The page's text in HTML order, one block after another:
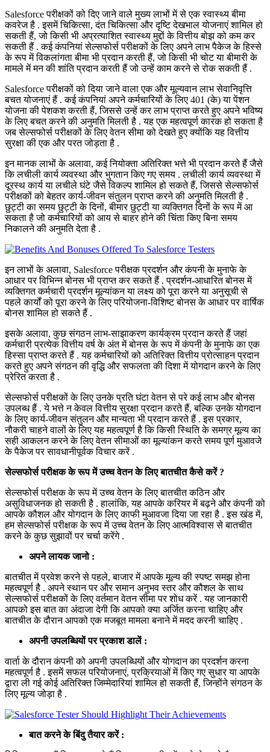
Salesforce परीक्षकों को दिए जाने वाले मुख्य लाभों में से एक स्वास्थ्य बीमा
कवरेज है . इसमें चिकित्सा, दंत चिकित्सा और दृष्टि देखभाल योजनाएं शामिल हो
सकती हैं, जो किसी भी अप्रत्याशित स्वास्थ्य मुद्दों के वित्तीय बोझ को कम कर
सकती हैं . कई कंपनियां सेल्सफोर्स परीक्षकों के लिए अपने लाभ पैकेज के हिस्से
के रूप में विकलांगता बीमा भी प्रदान करती हैं, जो किसी भी चोट या बीमारी के
मामले में मन की शांति प्रदान करती हैं जो उन्हें काम करने से रोक सकती हैं .
Salesforce परीक्षकों को दिया जाने वाला एक और मूल्यवान लाभ सेवानिवृत्ति
बचत योजनाएं हैं . कई कंपनियां अपने कर्मचारियों के लिए 401 (के) या पेंशन
योजना की पेशकश करती हैं, जिससे उन्हें कर लाभ प्राप्त करते हुए अपने भविष्य
के लिए बचत करने की अनुमति मिलती है . यह एक महत्वपूर्ण कारक हो सकता है
जब सेल्सफोर्स परीक्षकों के लिए वेतन सीमा को देखते हुए क्योंकि यह वित्तीय
सुरक्षा की एक और परत जोड़ता है .
इन मानक लाभों के अलावा, कई नियोक्ता अतिरिक्त भत्ते भी प्रदान करते हैं जैसे
कि लचीली कार्य व्यवस्था और भुगतान किए गए समय . लचीली कार्य व्यवस्था में
दूरस्थ कार्य या लचीले घंटे जैसे विकल्प शामिल हो सकते हैं, जिससे सेल्सफोर्स
परीक्षकों को बेहतर कार्य-जीवन संतुलन प्राप्त करने की अनुमति मिलती है .
छुट्टी का समय छुट्टी के दिनों, बीमार छुट्टी या व्यक्तिगत दिनों के रूप में आ
सकता है जो कर्मचारियों को आय से बाहर होने की चिंता किए बिना समय
निकालने की अनुमति देता है .
इन लाभों के अलावा, Salesforce परीक्षक प्रदर्शन और कंपनी के मुनाफे के
आधार पर विभिन्न बोनस भी प्राप्त कर सकते हैं . प्रदर्शन-आधारित बोनस में
व्यक्तिगत कर्मचारी प्रदर्शन मूल्यांकन या लक्ष्य को पूरा करने या अनुसूची से
पहले कार्यों को पूरा करने के लिए परियोजना-विशिष्ट बोनस के आधार पर वार्षिक
बोनस शामिल हो सकते हैं .
इसके अलावा, कुछ संगठन लाभ-साझाकरण कार्यक्रम प्रदान करते हैं जहां
कर्मचारी प्रत्येक वित्तीय वर्ष के अंत में बोनस के रूप में कंपनी के मुनाफे का एक
हिस्सा प्राप्त करते हैं . यह कर्मचारियों को अतिरिक्त वित्तीय प्रोत्साहन प्रदान
करते हुए अपने संगठन की वृद्धि और सफलता की दिशा में योगदान करने के लिए
प्रेरित करता है .
सेल्सफोर्स परीक्षकों के लिए उनके प्रति घंटा वेतन से परे कई लाभ और बोनस
उपलब्ध हैं . ये भत्ते न केवल वित्तीय सुरक्षा प्रदान करते हैं, बल्कि उनके योगदान
के लिए कार्य-जीवन संतुलन और मान्यता भी प्रदान करते हैं . इस प्रकार,
नौकरी चाहने वालों के लिए यह महत्वपूर्ण है कि किसी स्थिति के समग्र मूल्य का
सही आकलन करने के लिए वेतन सीमाओं का मूल्यांकन करते समय पूर्ण मुआवजे
के पैकेज पर सावधानीपूर्वक विचार करें .
सेल्सफोर्स परीक्षक के रूप में उच्च वेतन के लिए बातचीत कैसे करें ?
सेल्सफोर्स परीक्षक के रूप में उच्च वेतन के लिए बातचीत कठिन और
असुविधाजनक हो सकती है . हालांकि, यह आपके करियर में बढ़ने और कंपनी को
आपके कौशल और योगदान के लिए काफी मुआवजा दिया जा रहा है . इस खंड में,
हम सेल्सफोर्स परीक्षक के रूप में उच्च वेतन के लिए आत्मविश्वास से बातचीत
करने के कुछ सुझावों पर चर्चा करेंगे .
अपने लायक जानो :
बातचीत में प्रवेश करने से पहले, बाजार में आपके मूल्य की स्पष्ट समझ होना
महत्वपूर्ण है . अपने स्थान पर और समान अनुभव स्तर और कौशल के साथ
सेल्सफोर्स परीक्षकों के लिए वर्तमान वेतन सीमा पर शोध करें . यह जानकारी
आपको इस बात का अंदाजा देगी कि आपको क्या अर्जित करना चाहिए और
बातचीत के दौरान आपको एक मजबूत मामला बनाने में मदद करनी चाहिए .
अपनी उपलब्धियों पर प्रकाश डालें :
वार्ता के दौरान कंपनी को अपनी उपलब्धियों और योगदान का प्रदर्शन करना
महत्वपूर्ण है . इसमें सफल परियोजनाएं, प्रक्रियाओं में किए गए सुधार या आपके
द्वारा ली गई कोई अतिरिक्त जिम्मेदारियां शामिल हो सकती हैं, जिन्होंने संगठन के
लिए मूल्य जोड़ा है .
बात करने के बिंदु तैयार करें :